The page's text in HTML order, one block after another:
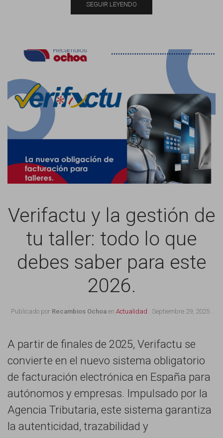
SEGUIR LEYENDO
Verifactu y la gestión de
tu taller: todo lo que
debes saber para este
2026.
Publicado por Recambios Ochoaen Actualidad Septiembre 29, 2025.
A partir de finales de 2025, Verifactu se
convierte en el nuevo sistema obligatorio
de facturación electrónica en España para
autónomos y empresas. Impulsado por la
Agencia Tributaria, este sistema garantiza
la autenticidad, trazabilidad y